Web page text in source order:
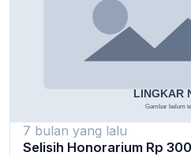
7 bulan yang lalu
Selisih Honorarium Rp